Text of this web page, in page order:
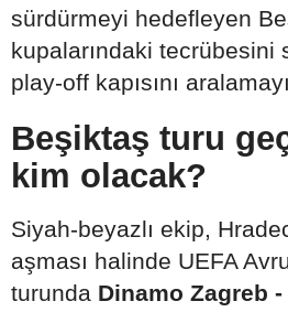
sürdürmeyi hedefleyen
kupalarındaki tecrübesini
play-off kapısını
Beşiktaş turu
kim olacak?
Siyah-beyazlı ekip,
aşması halinde UEFA
turunda Dinamo Zagreb